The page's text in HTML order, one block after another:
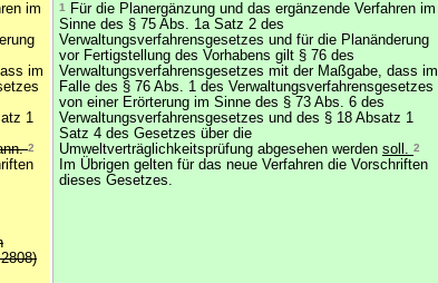
im
im
1
2
1
Für die Planergänzung und das ergänzende Verfahren im
Sinne des § 75 Abs. 1a Satz 2 des
Verwaltungsverfahrensgesetzes und für die Planänderung
vor Fertigstellung des Vorhabens gilt § 76 des
Verwaltungsverfahrensgesetzes mit der Maßgabe, dass im
Falle des § 76 Abs. 1 des Verwaltungsverfahrensgesetzes
von einer Erörterung im Sinne des § 73 Abs. 6 des
Verwaltungsverfahrensgesetzes und des § 18 Absatz 1
Satz 4 des Gesetzes über die
Umweltverträglichkeitsprüfung abgesehen werden soll. 2
Im Übrigen gelten für das neue Verfahren die Vorschriften
dieses Gesetzes.